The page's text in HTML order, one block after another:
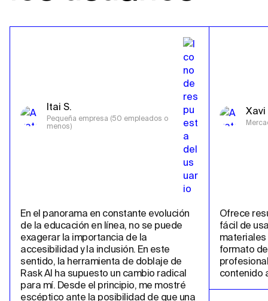
Itai S.
Pequeña empresa (50 empleados o
menos)
En el panorama en constante evolución
de la educación en línea, no se puede
exagerar la importancia de la
accesibilidad y la inclusión. En este
sentido, la herramienta de doblaje de
Rask AI ha supuesto un cambio radical
para mí. Desde el principio, me mostré
escéptico ante la posibilidad de que una
Xavi
Ofrece
fácil de
materiales
formato
contenido